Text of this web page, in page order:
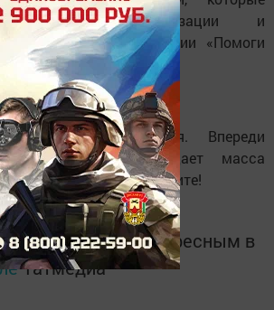
организации и
поселка в рамках акции «Помоги
продолжается. Впереди
гостей города ожидает масса
Не пропустите!
важным и интересным в
Татмедиа